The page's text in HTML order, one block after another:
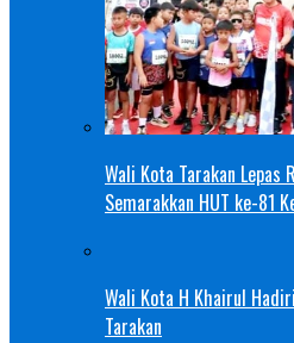
Wali Kota Tarakan Lepas
Semarakkan HUT ke-81
Wali Kota H Khairul
Tarakan